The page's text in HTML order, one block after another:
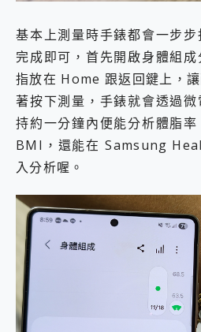
基本上測量時手錶都會一步
完成即可，首先開啟身體組
指放在 Home 跟返回鍵上，
著按下測量，手錶就會透過
持約一分鐘內便能分析體脂率
BMI，還能在 Samsung
入分析喔。